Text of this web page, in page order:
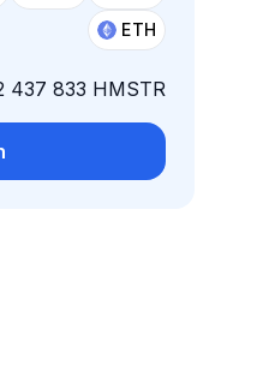
ETH
437 833 HMSTR